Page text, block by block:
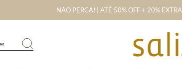
NÃO PERCA! | ATÉ 50% OFF + 20% EXTRA